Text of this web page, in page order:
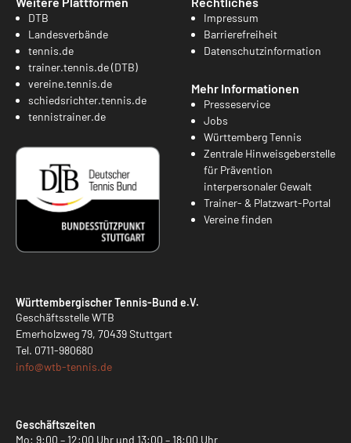
DTB
Landesverbände
tennis.de
trainer.tennis.de (DTB)
vereine.tennis.de
schiedsrichter.tennis.de
tennistrainer.de
Impressum
Barrierefreiheit
Datenschutzinformation
Mehr Informationen
Presseservice
Jobs
Württemberg Tennis
Zentrale Hinweisgeberstelle
für Prävention
interpersonaler Gewalt
Trainer- & Platzwart-Portal
Vereine finden
Württembergischer Tennis-Bund e.V.
Geschäftsstelle WTB
Emerholzweg 79, 70439 Stuttgart
Tel. 0711-980680
info@wtb-tennis.de
Geschäftszeiten
Mo: 9:00 – 12:00 Uhr und 13:00 – 18:00 Uhr